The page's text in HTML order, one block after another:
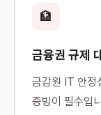
🏦
금융권 규제
금감원 IT 안정
증빙이 필수입